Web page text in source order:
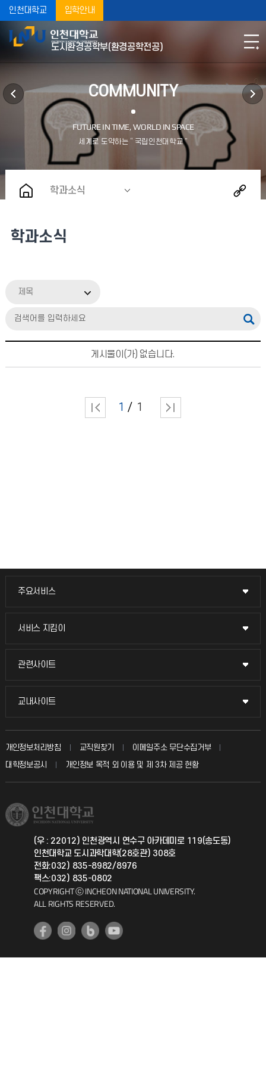
인천대학교 입학안내
도시환경공학부(환경공학전공)
COMMUNITY
학과소식
학과소식
제목
게시물이(가) 없습니다.
1 1
주요서비스
주요서비스
교무회의방송
입학안내
취업정보(학생)
서비스 지킴이
서비스 지킴이
묻고 답하기
칭찬마당
학생서비스 지킴이
관련사이트
관련사이트
국방헬프콜
총동문회
교내사이트
교내사이트
교수회
교육혁신본부
국제지원과
공자아카데미
기초교육원
개인정보처리방침 교직원찾기
이메일주소 무단수집거부
대학정보공시
개인정보 목적 외 이용 및 제 3차 제공 현황
(우 : 22012) 인천광역시 연수구 아카데미로 119(송도동)
인천대학교 도시과학대학(28호관) 308호
전화:032) 835-8982/8976
팩스:032) 835-0802
COPYRIGHT ⓒ INCHEON NATIONAL UNIVERSITY.
ALL RIGHTS RESERVED.